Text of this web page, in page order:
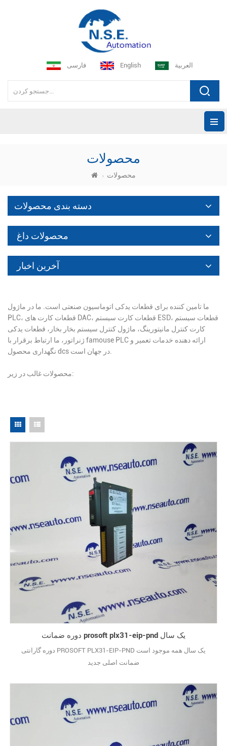
فارسی English العربية
محصولات
محصولات
دسته بندی محصولات
محصولات داغ
آخرین اخبار
ما تامین کننده برای قطعات یدکی اتوماسیون صنعتی است. ما در ماژول
PLC، قطعات کارت های DAC، قطعات کارت سیستم ESD، قطعات سیستم
کارت کنترل مانیتورینگ، ماژول کنترل سیستم بخار بخار، قطعات یدکی
ژنراتور، ما ارتباط برقرار با famouse PLC ارائه دهنده خدمات تعمیر و
محصولات غالب در زیر:
دوره ضمانت prosoft plx31-eip-pnd یک سال
دوره گارانتی PROSOFT PLX31-EIP-PND یک سال همه موجود است
ضمانت اصلی جدید